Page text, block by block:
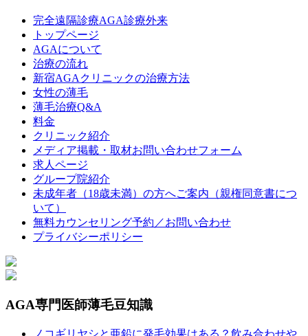
完全遠隔診療AGA診療外来
トップページ
AGAについて
治療の流れ
新宿AGAクリニックの治療方法
女性の薄毛
薄毛治療Q&A
料金
クリニック紹介
メディア掲載・取材お問い合わせフォーム
求人ページ
グループ院紹介
未成年者（18歳未満）の方へご案内（親権同意書につ
いて）
無料カウンセリング予約／お問い合わせ
プライバシーポリシー
AGA専門医師薄毛豆知識
ノコギリヤシと亜鉛に発毛効果はある？飲み合わせや